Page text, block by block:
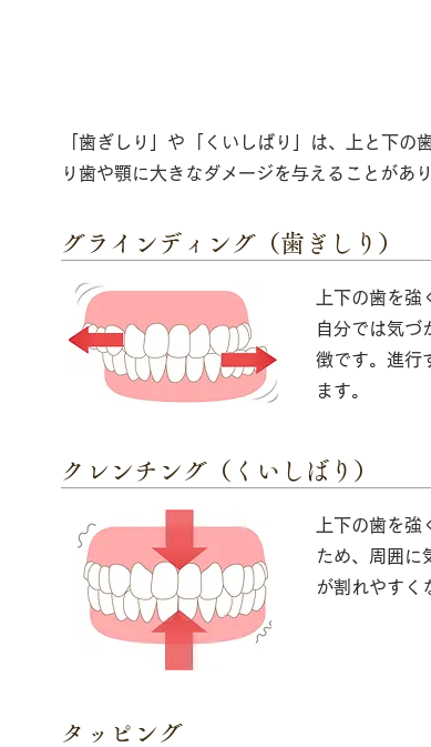
「歯ぎしり」や「くいしばり」は、上と下
り歯や顎に大きなダメージを与えることがあ
グラインディング（歯ぎしり）
上下の歯を
自分では気づ
徴です。進行
ます。
クレンチング（くいしばり）
上下の歯を
ため、周囲に
が割れやすく
タッピング